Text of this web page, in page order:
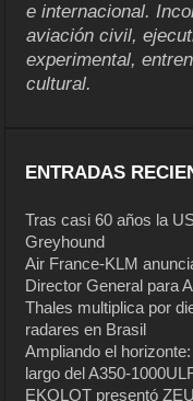
e internacional.
aviación civil,
experimental,
cultural.
ENTRADAS
Tras casi 60 años la
Greyhound
Air France-KLM
Director General para
Thales multiplica por
radares en Brasil
Ampliando el
largo del A350-
EKOLOT presentó